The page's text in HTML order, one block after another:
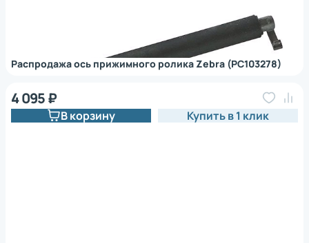
Распродажа ось прижимного ролика Zebra (PC103278)
4 095 ₽
В корзину Купить в 1 клик